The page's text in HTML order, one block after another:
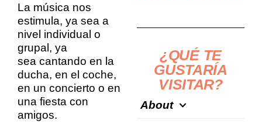
La música nos
estimula, ya sea a
nivel individual o
grupal, ya
sea cantando en la
ducha, en el coche,
en un concierto o en
una fiesta con
amigos.
¿QUÉ TE
GUSTARÍA
VISITAR?
About